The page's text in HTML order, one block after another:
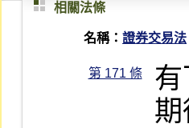
相關法條
名稱： 證券交易法
第 171 條